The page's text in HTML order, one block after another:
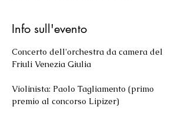
Info sull'evento
Concerto dell'orchestra da camera del
Friuli Venezia Giulia
Violinista: Paolo Tagliamento (primo
premio al concorso Lipizer)